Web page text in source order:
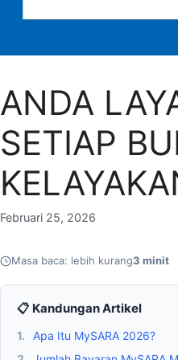
ANDA
SETIAP
Februari 25, 2026
Masa baca: lebih kurang3 minit
📋 Kandungan Artikel
1.
Apa Itu MySARA 2026?